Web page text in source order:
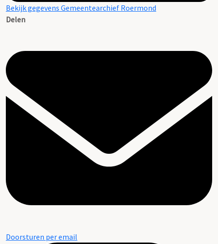
Bekijk gegevens Gemeentearchief Roermond
Delen
Doorsturen per email